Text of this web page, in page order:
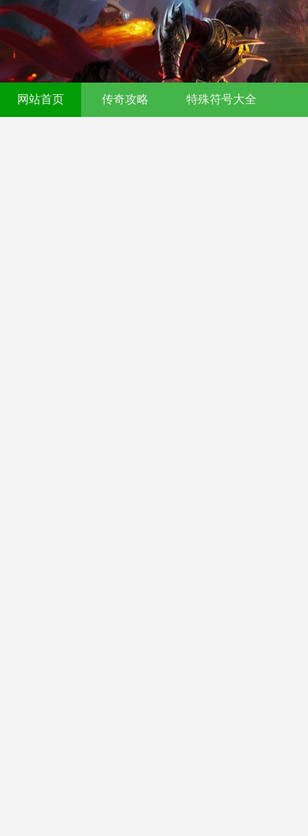
传奇发布网-今日新开传奇私服-176复
网站首页 传奇攻略 特殊符号大全